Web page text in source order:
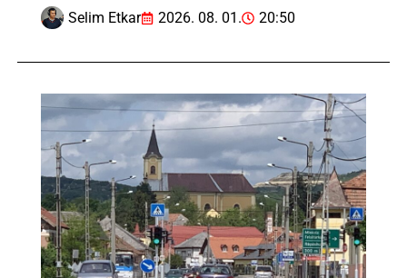
Selim Etkar 2026. 08. 01. 20:50